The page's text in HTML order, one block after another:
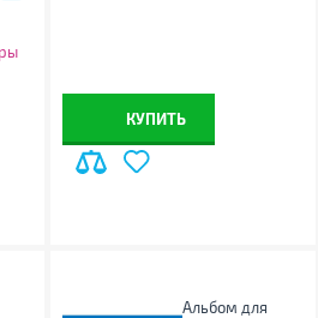
КУПИТЬ
Альбом для